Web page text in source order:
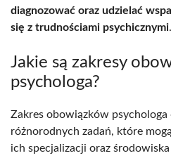
diagnozować oraz udzielać
się z trudnościami psychicznymi.
Jakie są zakresy
psychologa?
Zakres obowiązków psychologa
różnorodnych zadań, które
ich specjalizacji oraz